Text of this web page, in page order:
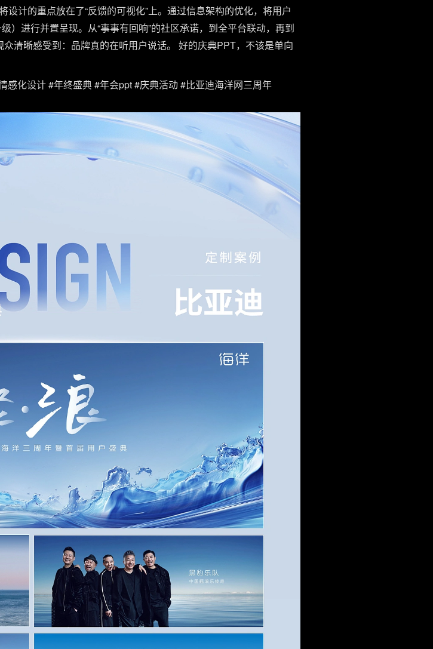
设计的重点放在了“反馈的可视化”上。通过信息架构的优化，将用户
）进行并置呈现。从“事事有回响”的社区承诺，到全平台联动，再到
清晰感受到：品牌真的在听用户说话。 好的庆典PPT，不该是单向
化设计 #年终盛典 #年会ppt #庆典活动 #比亚迪海洋网三周年